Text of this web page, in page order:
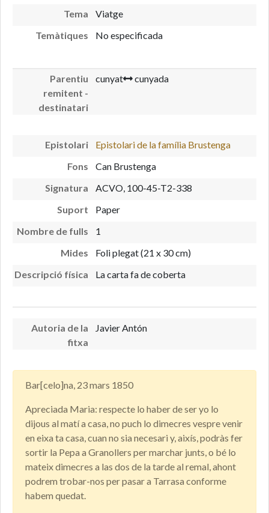
Tema
Viatge
Temàtiques
No especificada
Parentiu
remitent -
destinatari
cunyat cunyada
Epistolari
Epistolari de la família Brustenga
Fons
Can Brustenga
Signatura
ACVO, 100-45-T2-338
Suport
Paper
Nombre de fulls
1
Mides
Foli plegat (21 x 30 cm)
Descripció física
La carta fa de coberta
Autoria de la
fitxa
Javier Antón
Bar[celo]na, 23 mars 1850
Apreciada Maria: respecte lo haber de ser yo lo
dijous al matí a casa, no puch lo dimecres vespre venir
en eixa ta casa, cuan no sia necesari y, aixís, podràs fer
sortir la Pepa a Granollers per marchar junts, o bé lo
mateix dimecres a las dos de la tarde al remal, ahont
podrem trobar-nos per pasar a Tarrasa conforme
habem quedat.